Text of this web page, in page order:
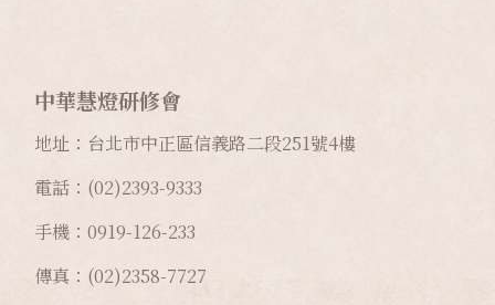
中華慧燈研修會
地址：台北市中正區信義路二段251號4樓
電話：(02)2393-9333
手機：0919-126-233
傳真：(02)2358-7727